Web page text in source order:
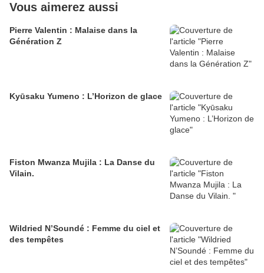
Vous aimerez aussi
Pierre Valentin : Malaise dans la
Génération Z
Kyūsaku Yumeno : L’Horizon de glace
Fiston Mwanza Mujila : La Danse du
Vilain.
Wildried N’Soundé : Femme du ciel et
des tempêtes